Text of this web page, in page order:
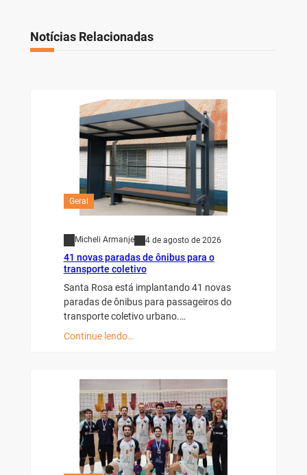
Notícias Relacionadas
Geral
Micheli Armanje 4 de agosto de 2026
41 novas paradas de ônibus para o
transporte coletivo
Santa Rosa está implantando 41 novas
paradas de ônibus para passageiros do
transporte coletivo urbano.…
Continue lendo…